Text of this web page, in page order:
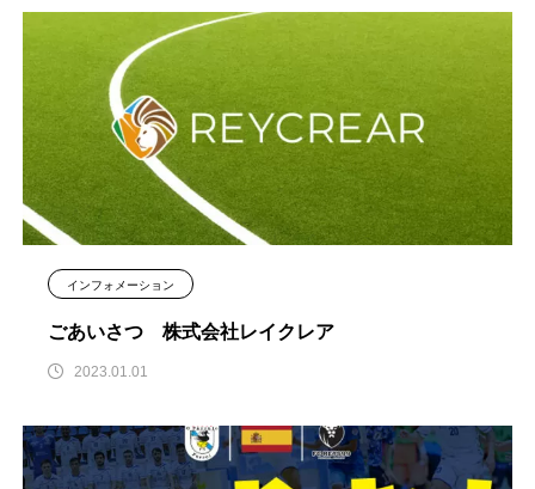
インフォメーション
ごあいさつ 株式会社レイクレア
2023.01.01